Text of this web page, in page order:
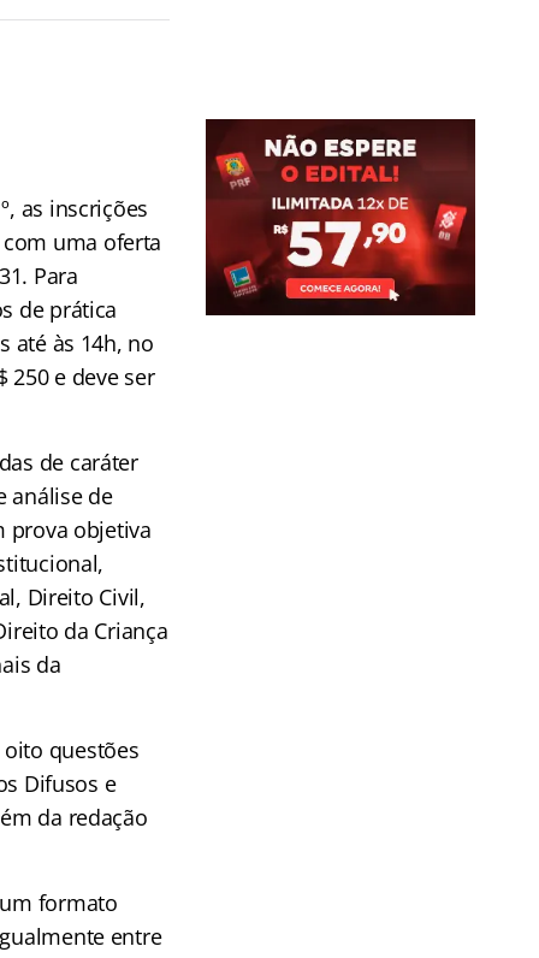
as inscrições
uma oferta
Para
de prática
até às 14h, no
250 e deve ser
de caráter
análise de
prova objetiva
Direito Civil,
da Criança
da
questões
Difusos e
da redação
formato
entre